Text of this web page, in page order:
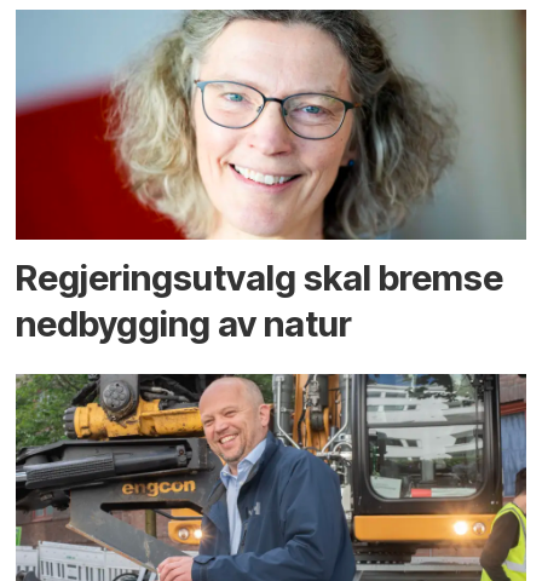
Regjerings­utvalg skal bremse
ned­bygging av natur